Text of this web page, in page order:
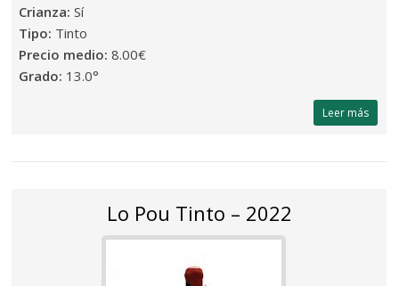
Crianza:Sí
Tipo: Tinto
Precio medio:8.00€
Grado: 13.0°
Leer más
Lo Pou Tinto – 2022